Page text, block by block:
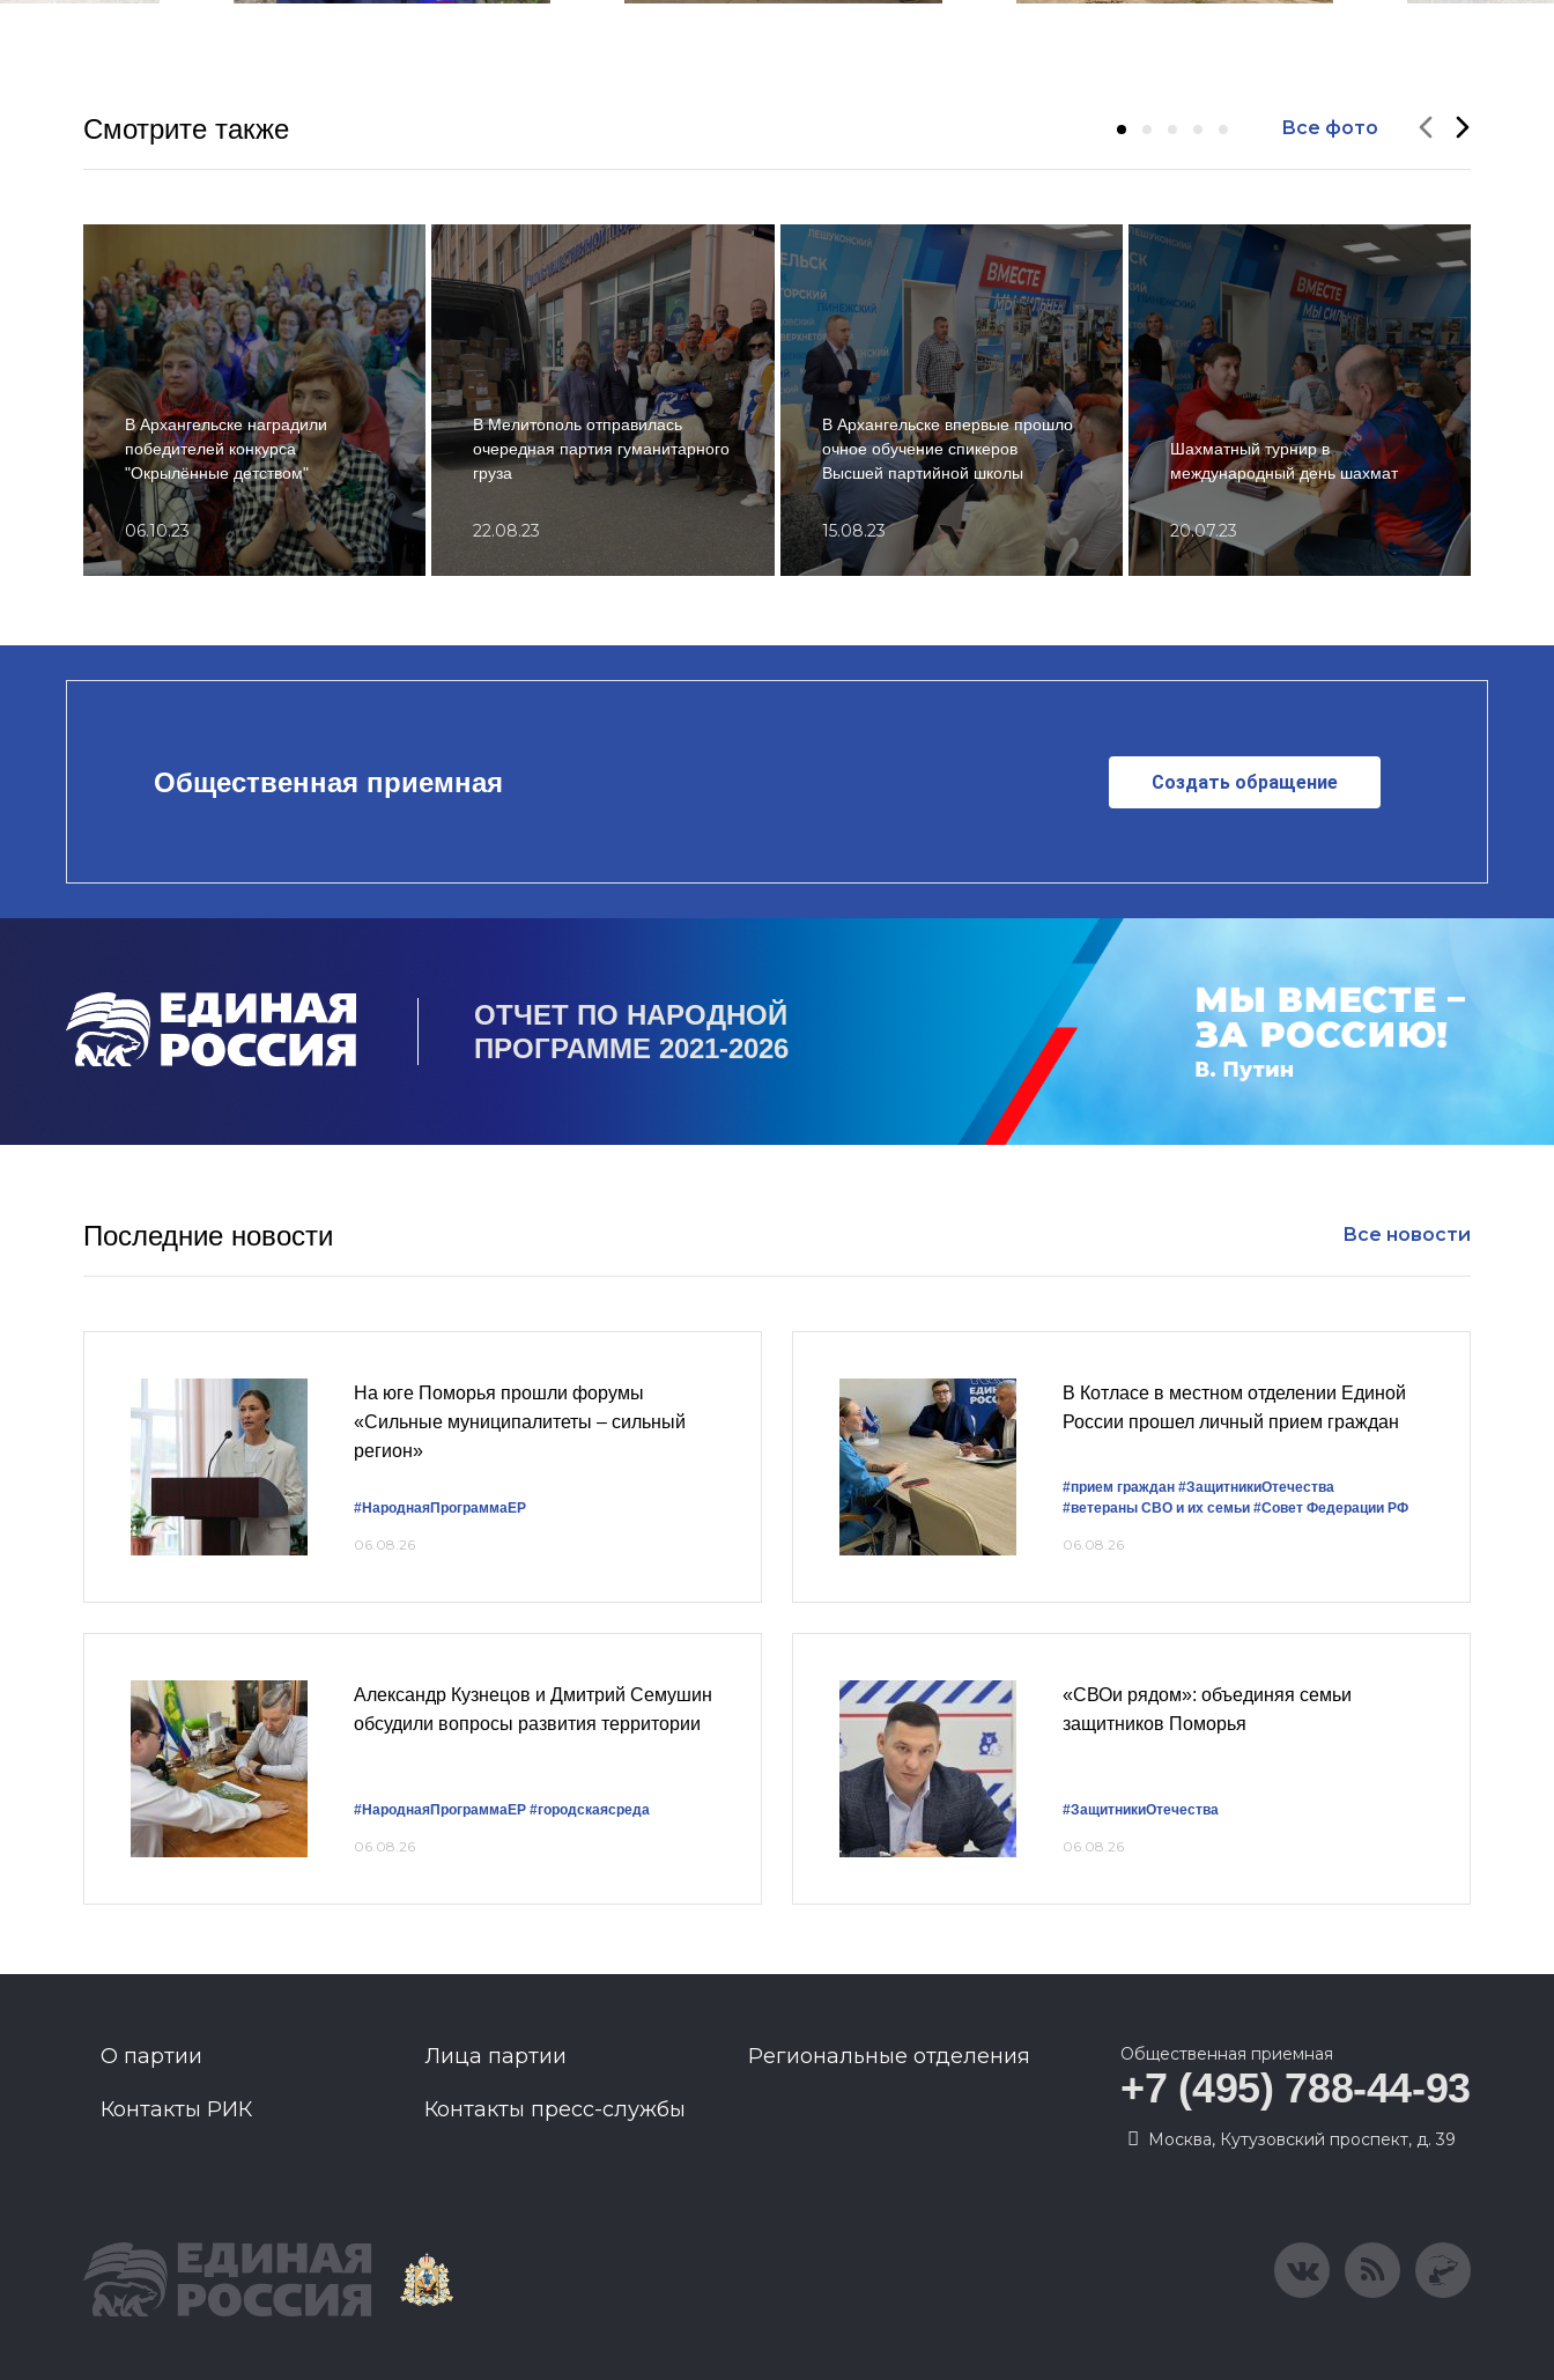
Смотрите также Все фото
В Архангельске наградили
победителей конкурса
"Окрылённые детством"
06.10.23
В Мелитополь отправилась
очередная партия гуманитарного
груза
22.08.23
В Архангельске впервые прошло
очное обучение спикеров
Высшей партийной школы
15.08.23
Шахматный турнир в
международный день шахмат
20.07.23
Общественная приемная Создать обращение
ОТЧЕТ ПО НАРОДНОЙ
ПРОГРАММЕ 2021-2026
Последние новости Все новости
На юге Поморья прошли форумы
«Сильные муниципалитеты – сильный
регион»
#НароднаяПрограммаЕР
06.08.26
В Котласе в местном отделении Единой
России прошел личный прием граждан
#прием граждан #ЗащитникиОтечества
#ветераны СВО и их семьи #Совет Федерации РФ
06.08.26
Александр Кузнецов и Дмитрий Семушин
обсудили вопросы развития территории
#НароднаяПрограммаЕР #городскаясреда
06.08.26
«СВОи рядом»: объединяя семьи
защитников Поморья
#ЗащитникиОтечества
06.08.26
О партии Лица партии Региональные отделения
Контакты РИК Контакты пресс-службы
Общественная приемная
+7 (495) 788-44-93
Москва, Кутузовский проспект, д. 39